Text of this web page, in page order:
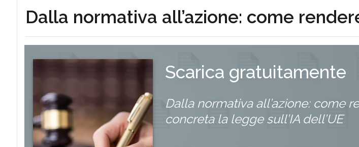
Dalla normativa all’azione: come
Scarica gratuitamente
Dalla normativa all’azione: come
concreta la legge sull’IA dell’UE